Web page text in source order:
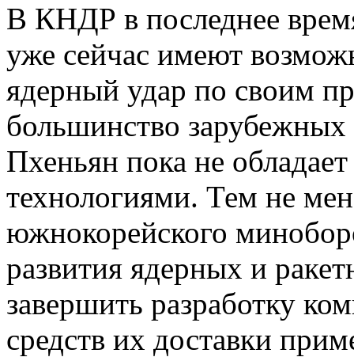
В КНДР в последнее
уже сейчас имеют
ядерный удар по своим
большинство зарубежных
Пхеньян пока не
технологиями. Тем не
южнокорейского
развития ядерных и
завершить разработку
средств их доставки